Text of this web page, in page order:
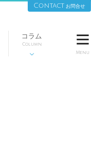
コラム
Column


Menu
Contact お問合せ